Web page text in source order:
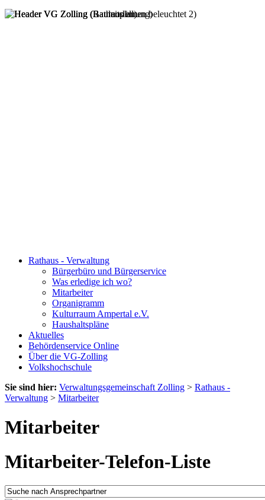
Rathaus - Verwaltung
Bürgerbüro und Bürgerservice
Was erledige ich wo?
Mitarbeiter
Organigramm
Kulturraum Ampertal e.V.
Haushaltspläne
Aktuelles
Behördenservice Online
Über die VG-Zolling
Volkshochschule
Sie sind hier: Verwaltungsgemeinschaft Zolling > Rathaus -
Verwaltung > Mitarbeiter
Mitarbeiter
Mitarbeiter-Telefon-Liste